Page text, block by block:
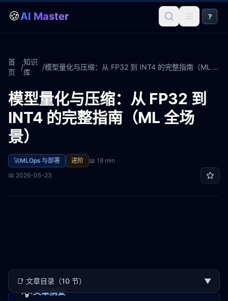
🍪AI Master ?
首
页
/
知识
库
/ 模型量化与压缩：从 FP32 到 INT4 的完整指南（ML 全场景）
模型量化与压缩：从 FP32 到
INT4 的完整指南（ML 全场
景）
🚀MLOps 与部署 进阶 📖 18 min
📅 2026-05-23
📑 文章目录（10 节） ▼
💡文章摘要